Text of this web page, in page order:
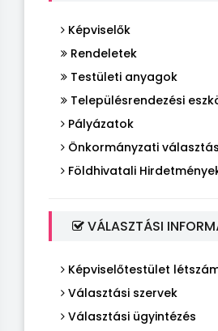
Képviselők
Rendeletek
Testületi anyagok
Településrendezési
Pályázatok
Önkormányzati
Földhivatali
VÁLASZTÁSI
Képviselőtestület
Választási szervek
Választási ügyintézés